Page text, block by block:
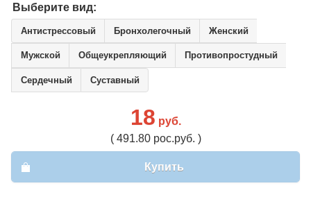
Выберите вид:
Антистрессовый Бронхолегочный Женский
Мужской Общеукрепляющий Противопростудный
Сердечный Суставный
18 руб.
( 491.80 рос.руб. )
Купить